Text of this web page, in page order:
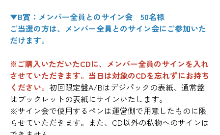
▼B賞：メンバー全員とのサイン会 50名様
ご当選の方は、メンバー全員とのサイン会にご参加いた
だけます。
※ご購入いただいたCDに、メンバー全員のサインを入れ
させていただきます。当日は対象のCDを忘れずにお持ち
ください。 初回限定盤A/Bはデジパックの表紙、通常盤
はブックレットの表紙にサインいたします。
※サイン会で使用するペンは運営側で用意したものに限
らせていただきます。また、CD以外の私物へのサインは